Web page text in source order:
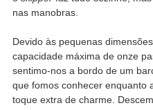
nas manobras.
Devido às pequenas
capacidade máxima de onze
sentimo-nos a bordo de um
que fomos conhecer enquanto
toque extra de charme.